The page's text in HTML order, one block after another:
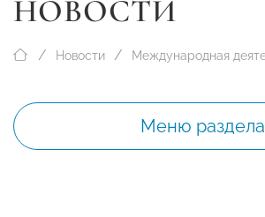
НОВОСТИ
Новости
Меню раздела